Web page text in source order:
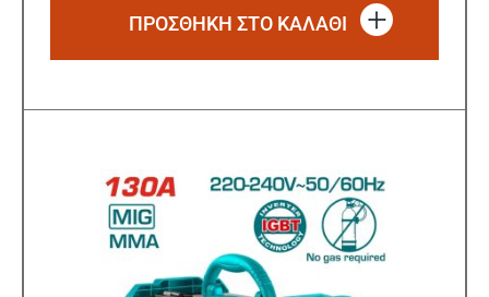
ΠΡΟΣΘΗΚΗ ΣΤΟ ΚΑΛΑΘΙ